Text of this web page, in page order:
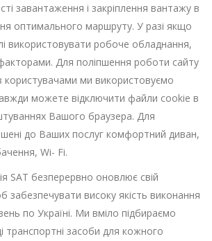
завантаження і закріплення вантажу в
оптимального маршруту. У разі якщо
використовувати робоче обладнання,
Для поліпшення роботи сайту
користувачами ми використовуємо
можете відключити файли cookie в
Вашого браузера. Для
до Ваших послуг комфортний диван,
Wi- Fi.
SAT безперервно оновлює свій
забезпечувати високу якість виконання
по Україні. Ми вміло підбираємо
транспортні засоби для кожного